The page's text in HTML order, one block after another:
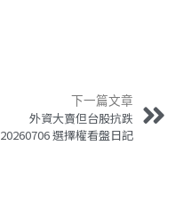
下一篇文章
外資大賣但台股抗跌
20260706 選擇權看盤日記